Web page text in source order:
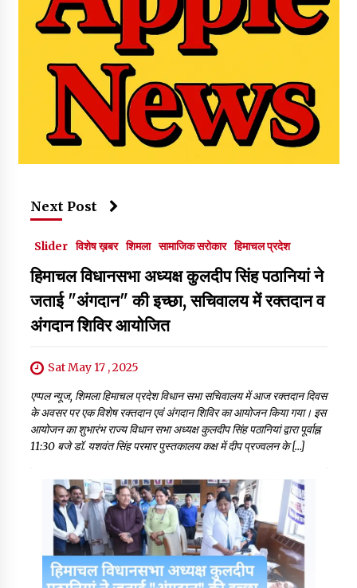
Next Post
Slider विशेष ख़बर शिमला सामाजिक सरोकार हिमाचल प्रदेश
हिमाचल विधानसभा अध्यक्ष कुलदीप सिंह पठानियां ने
जताई "अंगदान" की इच्छा, सचिवालय में रक्तदान व
अंगदान शिविर आयोजित
Sat May 17 , 2025
एप्पल न्यूज, शिमला हिमाचल प्रदेश विधान सभा सचिवालय में आज रक्तदान दिवस
के अवसर पर एक विशेष रक्तदान एवं अंगदान शिविर का आयोजन किया गया। इस
आयोजन का शुभारंभ राज्य विधान सभा अध्यक्ष कुलदीप सिंह पठानियां द्वारा पूर्वाह्न
11:30 बजे डॉ. यशवंत सिंह परमार पुस्तकालय कक्ष में दीप प्रज्वलन के […]